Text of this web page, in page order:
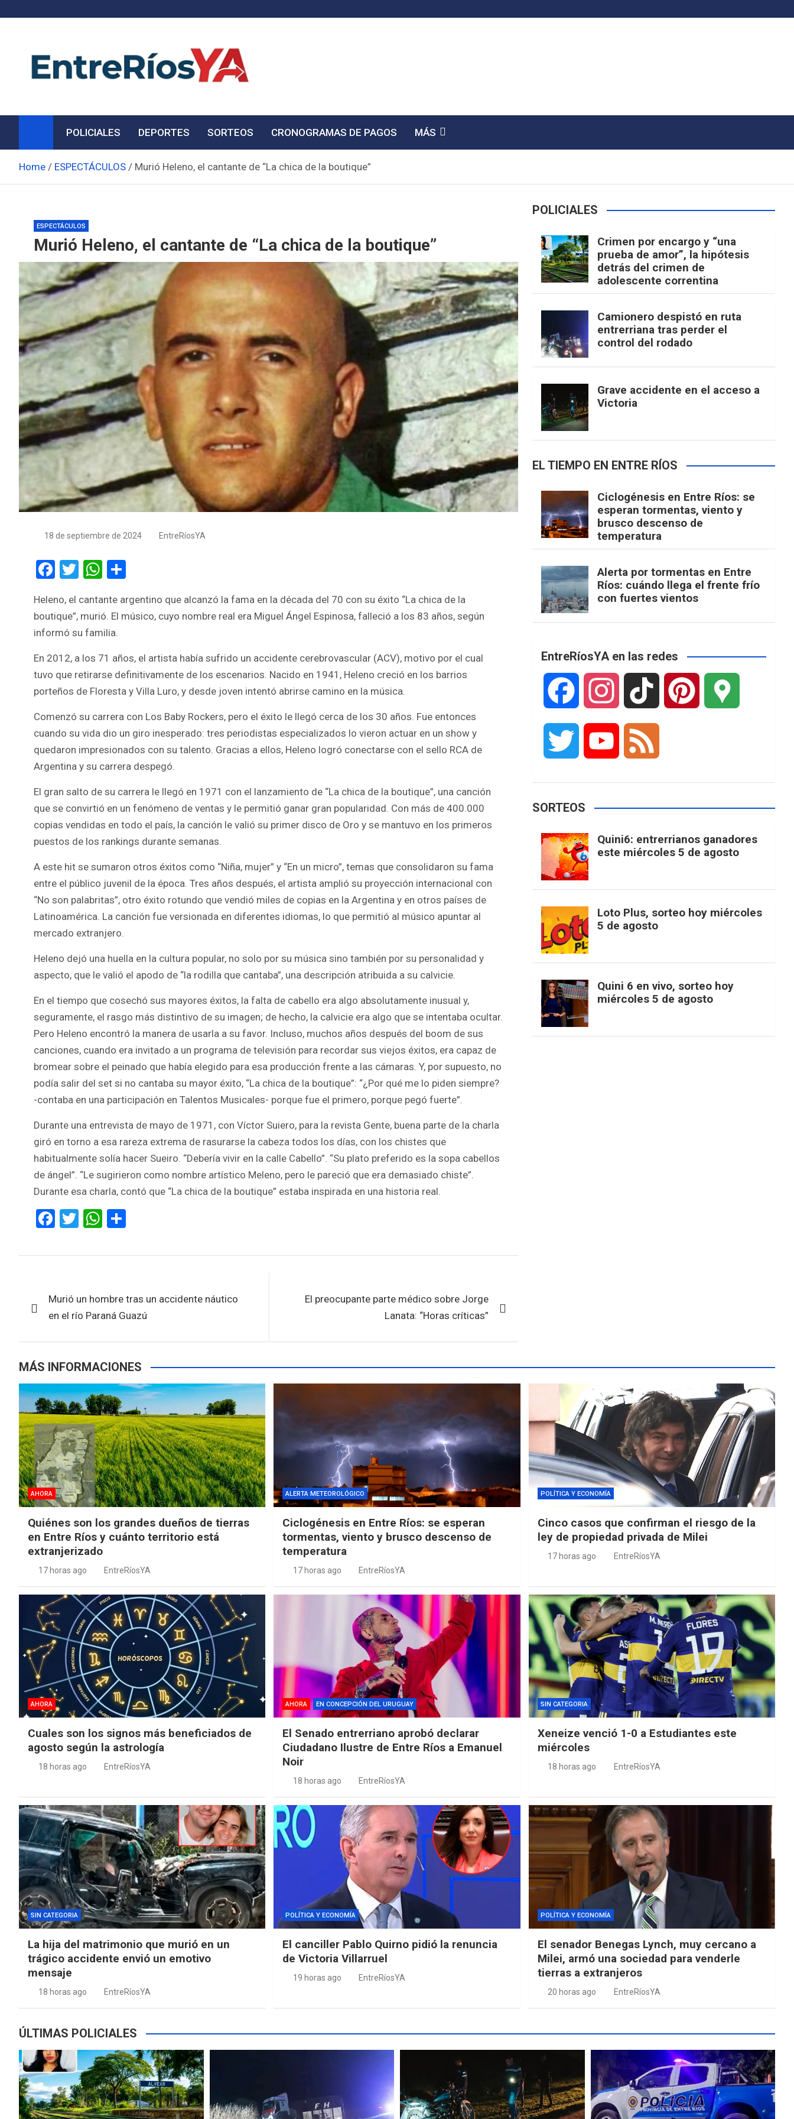
Noticias de Entre Ríos
POLICIALES DEPORTES SORTEOS CRONOGRAMAS DE PAGOS MÁS
Home ESPECTÁCULOS Murió Heleno, el cantante de “La chica de la boutique”
ESPECTÁCULOS
Murió Heleno, el cantante de “La chica de la boutique”
18 de septiembre de 2024 EntreRíosYA
F
ce
b
o
k
T
tt
er
W
at
s
p
p
ar
e
Heleno, el cantante argentino que alcanzó la fama en la década del 70 con su éxito “La chica de la
boutique”, murió. El músico, cuyo nombre real era Miguel Ángel Espinosa, falleció a los 83 años, según
informó su familia.
En 2012, a los 71 años, el artista había sufrido un accidente cerebrovascular (ACV), motivo por el cual
tuvo que retirarse definitivamente de los escenarios. Nacido en 1941, Heleno creció en los barrios
porteños de Floresta y Villa Luro, y desde joven intentó abrirse camino en la música.
Comenzó su carrera con Los Baby Rockers, pero el éxito le llegó cerca de los 30 años. Fue entonces
cuando su vida dio un giro inesperado: tres periodistas especializados lo vieron actuar en un show y
quedaron impresionados con su talento. Gracias a ellos, Heleno logró conectarse con el sello RCA de
Argentina y su carrera despegó.
El gran salto de su carrera le llegó en 1971 con el lanzamiento de “La chica de la boutique”, una canción
que se convirtió en un fenómeno de ventas y le permitió ganar gran popularidad. Con más de 400.000
copias vendidas en todo el país, la canción le valió su primer disco de Oro y se mantuvo en los primeros
puestos de los rankings durante semanas.
A este hit se sumaron otros éxitos como “Niña, mujer” y “En un micro”, temas que consolidaron su fama
entre el público juvenil de la época. Tres años después, el artista amplió su proyección internacional con
“No son palabritas”, otro éxito rotundo que vendió miles de copias en la Argentina y en otros países de
Latinoamérica. La canción fue versionada en diferentes idiomas, lo que permitió al músico apuntar al
mercado extranjero.
Heleno dejó una huella en la cultura popular, no solo por su música sino también por su personalidad y
aspecto, que le valió el apodo de “la rodilla que cantaba”, una descripción atribuida a su calvicie.
En el tiempo que cosechó sus mayores éxitos, la falta de cabello era algo absolutamente inusual y,
seguramente, el rasgo más distintivo de su imagen; de hecho, la calvicie era algo que se intentaba ocultar.
Pero Heleno encontró la manera de usarla a su favor. Incluso, muchos años después del boom de sus
canciones, cuando era invitado a un programa de televisión para recordar sus viejos éxitos, era capaz de
bromear sobre el peinado que había elegido para esa producción frente a las cámaras. Y, por supuesto, no
podía salir del set si no cantaba su mayor éxito, “La chica de la boutique”: “¿Por qué me lo piden siempre?
-contaba en una participación en Talentos Musicales- porque fue el primero, porque pegó fuerte”.
Durante una entrevista de mayo de 1971, con Víctor Suiero, para la revista Gente, buena parte de la charla
giró en torno a esa rareza extrema de rasurarse la cabeza todos los días, con los chistes que
habitualmente solía hacer Sueiro. “Debería vivir en la calle Cabello”. “Su plato preferido es la sopa cabellos
de ángel”. “Le sugirieron como nombre artístico Meleno, pero le pareció que era demasiado chiste”.
Durante esa charla, contó que “La chica de la boutique” estaba inspirada en una historia real.
F
ce
o
o
T
tt
W
at
A
p
ar
de
Murió un hombre tras un accidente náutico
en el río Paraná Guazú
El preocupante parte médico sobre Jorge
Lanata: “Horas críticas”
POLICIALES
Crimen por encargo y “una
prueba de amor”, la hipótesis
detrás del crimen de
adolescente correntina
Camionero despistó en ruta
entrerriana tras perder el
control del rodado
Grave accidente en el acceso a
Victoria
EL TIEMPO EN ENTRE RÍOS
Ciclogénesis en Entre Ríos: se
esperan tormentas, viento y
brusco descenso de
temperatura
Alerta por tormentas en Entre
Ríos: cuándo llega el frente frío
con fuertes vientos
EntreRíosYA en las redes
a
b
o
k
n
a
i
t
t
e
r
u
b
e
d
SORTEOS
Quini6: entrerrianos ganadores
este miércoles 5 de agosto
Loto Plus, sorteo hoy miércoles
5 de agosto
Quini 6 en vivo, sorteo hoy
miércoles 5 de agosto
MÁS INFORMACIONES
AHORA
Quiénes son los grandes dueños de tierras
en Entre Ríos y cuánto territorio está
extranjerizado
17 horas ago EntreRíosYA
ALERTA METEOROLÓGICO
Ciclogénesis en Entre Ríos: se esperan
tormentas, viento y brusco descenso de
temperatura
17 horas ago EntreRíosYA
POLÍTICA Y ECONOMÍA
Cinco casos que confirman el riesgo de la
ley de propiedad privada de Milei
17 horas ago EntreRíosYA
AHORA
Cuales son los signos más beneficiados de
agosto según la astrología
18 horas ago EntreRíosYA
AHORA EN CONCEPCIÓN DEL URUGUAY
El Senado entrerriano aprobó declarar
Ciudadano Ilustre de Entre Ríos a Emanuel
Noir
18 horas ago EntreRíosYA
SIN CATEGORIA
Xeneize venció 1-0 a Estudiantes este
miércoles
18 horas ago EntreRíosYA
SIN CATEGORIA
La hija del matrimonio que murió en un
trágico accidente envió un emotivo
mensaje
18 horas ago EntreRíosYA
POLÍTICA Y ECONOMÍA
El canciller Pablo Quirno pidió la renuncia
de Victoria Villarruel
19 horas ago EntreRíosYA
POLÍTICA Y ECONOMÍA
El senador Benegas Lynch, muy cercano a
Milei, armó una sociedad para venderle
tierras a extranjeros
20 horas ago EntreRíosYA
ÚLTIMAS POLICIALES